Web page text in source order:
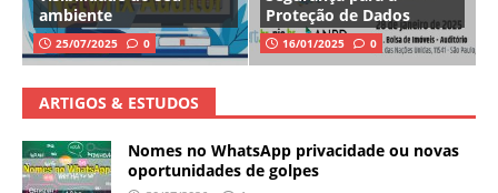
ambiente
25/07/2025 0
Proteção de Dados
16/01/2025 0
ARTIGOS & ESTUDOS
Nomes no WhatsApp privacidade ou novas
oportunidades de golpes